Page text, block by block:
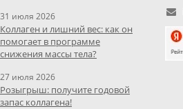
31 июля 2026
Коллаген и лишний вес: как он
помогает в программе
снижения массы тела?
27 июля 2026
Розыгрыш: получите годовой
запас коллагена!